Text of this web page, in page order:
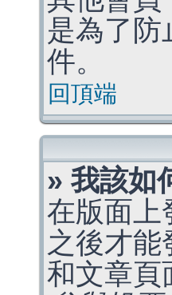
是為了防
件。
回頂端
» 我該如
在版面上
之後才
和文章